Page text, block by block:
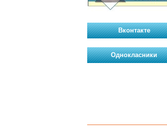
Вконтакте
Однокласники